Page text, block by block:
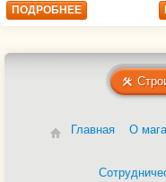
ПОДРОБНЕЕ
Главная О